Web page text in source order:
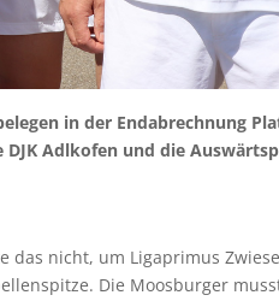
in der Endabrechnung
Adlkofen und die
nicht, um Ligaprimus
Die Moosburger